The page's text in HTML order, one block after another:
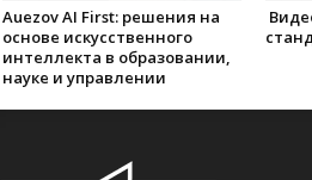
Auezov AI First: решения на
основе искусственного
интеллекта в образовании,
науке и управлении